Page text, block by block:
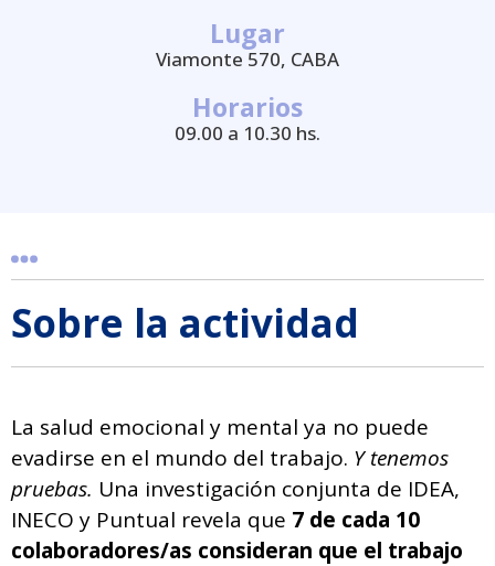
Lugar
Viamonte 570, CABA
Horarios
09.00 a 10.30 hs.
Sobre la actividad
La salud emocional y mental ya no puede
evadirse en el mundo del trabajo. Y tenemos
pruebas. Una investigación conjunta de IDEA,
INECO y Puntual revela que 7 de cada 10
colaboradores/as consideran que el trabajo